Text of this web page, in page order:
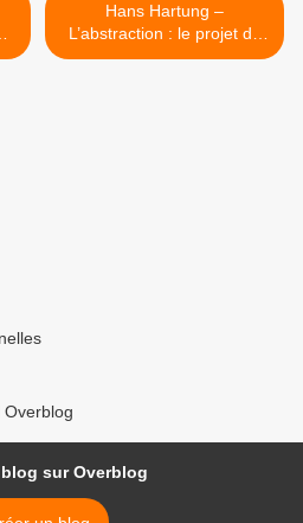
Hans Hartung –
L’abstraction : le projet de
toute une vie >
sur Overblog